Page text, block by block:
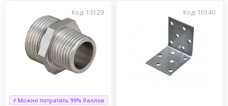
Код: 13129
⚡ Можно потратить 99% баллов
Код: 10140